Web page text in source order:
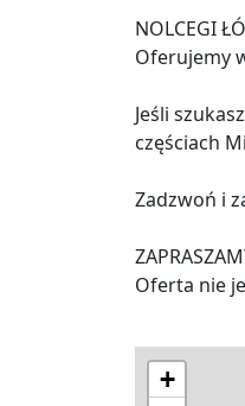
NOLCEGI
Oferujemy
Jeśli
częściach
Zadzwoń i
Oferta nie
+